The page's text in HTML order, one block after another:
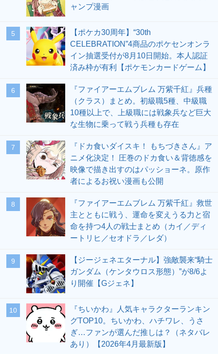
ャンプ漫画
5
【ポケカ30周年】“30th
CELEBRATION”4商品のポケセンオンラ
イン抽選受付が8月10日開始。本人認証
済み枠が有利【ポケモンカードゲーム】
6
『ファイアーエムブレム 万紫千紅』兵種
（クラス）まとめ。初級職5種、中級職
10種以上で、上級職には戦象兵など巨大
な生物に乗って戦う兵種も存在
7
『ドカ食いダイスキ！ もちづきさん』ア
ニメ化決定！ 圧巻のドカ食い＆背徳感を
映像で描き出すのはパッショーネ。原作
者によるお祝い漫画も公開
8
『ファイアーエムブレム 万紫千紅』救世
主とともに戦う、運命を変えうる力と宿
命を持つ4人の戦士まとめ（カイ／ディ
ートリヒ／セオドラ／レダ）
9
【ジージェネエターナル】強敵襲来“騎士
ガンダム（ケンタウロス形態）”が8/6よ
り開催【Gジェネ】
10
『ちいかわ』人気キャラクターランキン
グTOP10。ちいかわ、ハチワレ、うさ
ぎ…ファンが選んだ推しは？（ネタバレ
あり）【2026年4月最新版】